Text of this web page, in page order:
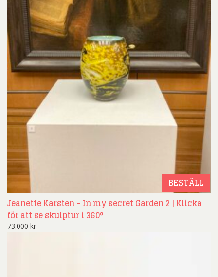
BESTÄLL
Jeanette Karsten – In my secret Garden 2 | Klicka
för att se skulptur i 360°
73.000 kr